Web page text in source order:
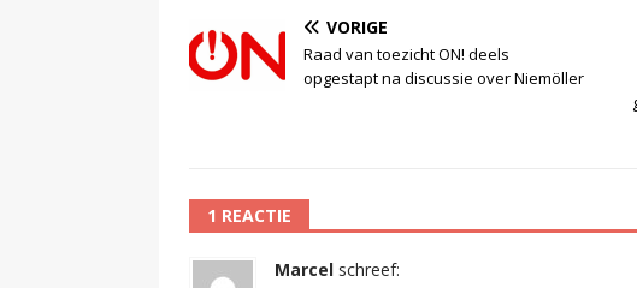
VORIGE
Raad van toezicht ON! deels
opgestapt na discussie over Niemöller
1 REACTIE
Marcel schreef: